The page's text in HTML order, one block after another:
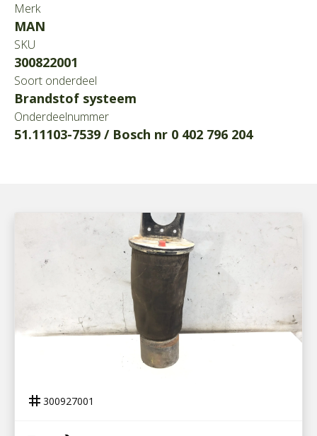
Merk
MAN
SKU
300822001
Soort onderdeel
Brandstof systeem
Onderdeelnummer
51.11103-7539 / Bosch nr 0 402 796 204
LUCHTBALG ACHTERAS MAN TGL 12.240
tag 300927001